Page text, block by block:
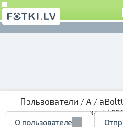
Пользователи /A/
выставка/
О пользователе